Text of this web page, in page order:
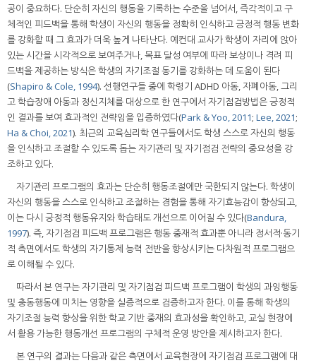
공이 중요하다. 단순히 자신의 행동을 기록하는 수준을 넘어서, 즉각적이고 구
체적인 피드백을 통해 학생이 자신의 행동을 정확히 인식하고 긍정적 행동 변화
를 강화할 때 그 효과가 더욱 높게 나타난다. 예컨대 교사가 학생이 자리에 앉아
있는 시간을 시각적으로 보여주거나, 목표 달성 여부에 따라 보상이나 격려 피
드백을 제공하는 방식은 학생의 자기조절 동기를 강화하는 데 도움이 된다
(Shapiro & Cole, 1994). 선행연구들 중에 학령기 ADHD 아동, 자폐아동, 그리
고 학습장애 아동과 정신지체를 대상으로 한 연구에서 자기점검방법은 긍정적
인 결과를 보여 효과적인 전략임을 입증하였다(Park & Yoo, 2011; Lee, 2021;
Ha & Choi, 2021). 최근의 교육심리학 연구들에서도 학생 스스로 자신의 행동
을 인식하고 조절할 수 있도록 돕는 자기관리 및 자기점검 전략의 중요성을 강
조하고 있다.
자기관리 프로그램의 효과는 단순히 행동조절에만 국한되지 않는다. 학생이
자신의 행동을 스스로 인식하고 조절하는 경험을 통해 자기효능감이 향상되고,
이는 다시 긍정적 행동유지와 학습태도 개선으로 이어질 수 있다(Bandura,
1997). 즉, 자기점검 피드백 프로그램은 행동 중재적 효과뿐 아니라 정서적·동기
적 측면에서도 학생의 자기통제 능력 전반을 향상시키는 다차원적 프로그램으
로 이해될 수 있다.
따라서 본 연구는 자기관리 및 자기점검 피드백 프로그램이 학생의 과잉행동
및 충동행동에 미치는 영향을 실증적으로 검증하고자 한다. 이를 통해 학생의
자기조절 능력 향상을 위한 학교 기반 중재의 효과성을 확인하고, 교실 현장에
서 활용 가능한 행동개선 프로그램의 구체적 운영 방안을 제시하고자 한다.
본 연구의 결과는 다음과 같은 측면에서 교육현장에 자기점검 프로그램에 대